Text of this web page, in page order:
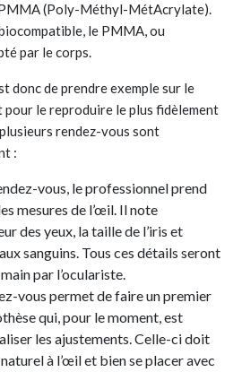
PMMA (Poly-Méthyl-MétAcrylate).
le PMMA, ou
par le corps.
donc de prendre exemple sur le
le reproduire le plus fidèlement
rendez-vous sont
:
vous, le professionnel prend
mesures de l’œil. Il note
des yeux, la taille de l’iris et
sanguins. Tous ces détails seront
par l’oculariste.
vous permet de faire un premier
qui, pour le moment, est
les ajustements. Celle-ci doit
à l’œil et bien se placer avec